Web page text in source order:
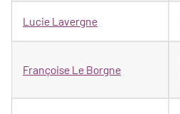
Lucie Lavergne
Françoise Le Borgne